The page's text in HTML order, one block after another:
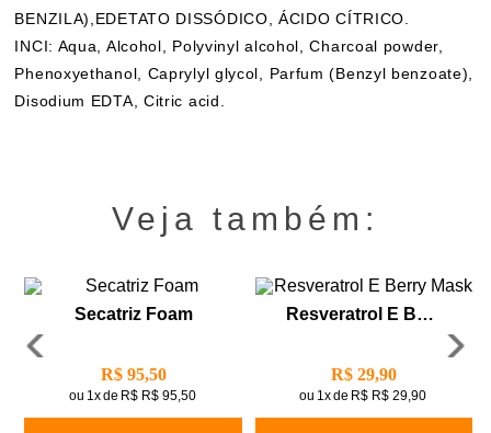
BENZILA),EDETATO DISSÓDICO, ÁCIDO CÍTRICO.
INCI: Aqua, Alcohol, Polyvinyl alcohol, Charcoal powder,
Phenoxyethanol, Caprylyl glycol, Parfum (Benzyl benzoate),
Disodium EDTA, Citric acid.
Veja também:
Secatriz Foam
R$ 95,50
ou 1xde R$ R$ 95,50
Resveratrol E Berry Mask
R$ 29,90
ou 1xde R$ R$ 29,90